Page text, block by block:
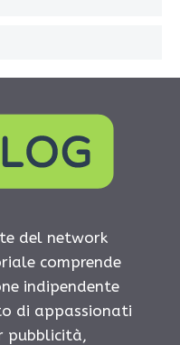
del network
comprende
indipendente
di appassionati
pubblicità,